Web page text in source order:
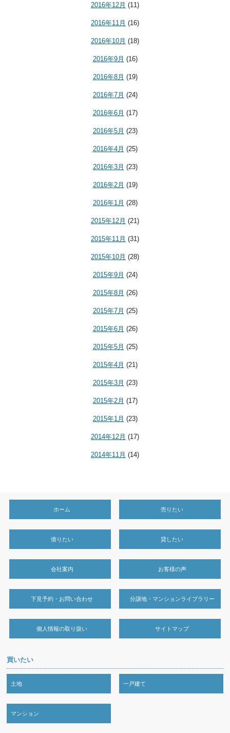
2016年12月 (11)
2016年11月 (16)
2016年10月 (18)
2016年9月 (16)
2016年8月 (19)
2016年7月 (24)
2016年6月 (17)
2016年5月 (23)
2016年4月 (25)
2016年3月 (23)
2016年2月 (19)
2016年1月 (28)
2015年12月 (21)
2015年11月 (31)
2015年10月 (28)
2015年9月 (24)
2015年8月 (26)
2015年7月 (25)
2015年6月 (26)
2015年5月 (25)
2015年4月 (21)
2015年3月 (23)
2015年2月 (17)
2015年1月 (23)
2014年12月 (17)
2014年11月 (14)
ホーム 売りたい
借りたい 貸したい
会社案内 お客様の声
下見予約・お問い合わせ 分譲地・マンションライブラリー
個人情報の取り扱い サイトマップ
買いたい
土地 一戸建て
マンション